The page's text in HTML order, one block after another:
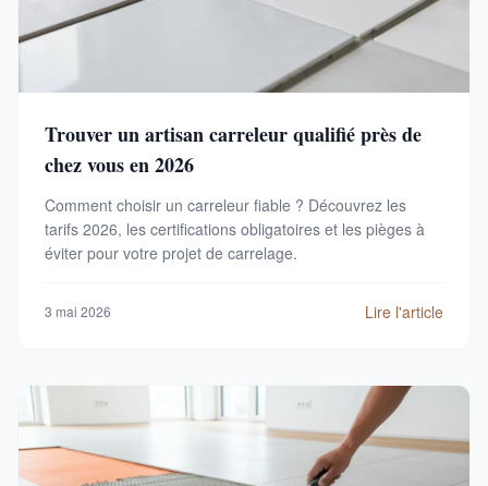
Trouver un artisan carreleur qualifié près de
chez vous en 2026
Comment choisir un carreleur fiable ? Découvrez les
tarifs 2026, les certifications obligatoires et les pièges à
éviter pour votre projet de carrelage.
3 mai 2026 Lire l'article